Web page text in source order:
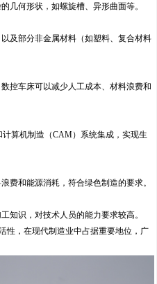
几何形状，如螺旋槽、异形曲面等。
及部分非金属材料（如塑料、复合材料
控车床可以减少人工成本、材料浪费和
算机制造（CAM）系统集成，实现生
费和能源消耗，符合绿色制造的要求。
知识，对技术人员的能力要求较高。
性，在现代制造业中占据重要地位，广